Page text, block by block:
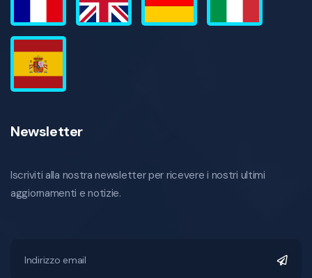
Newsletter
Iscriviti alla nostra newsletter per ricevere i nostri ultimi
aggiornamenti e notizie.